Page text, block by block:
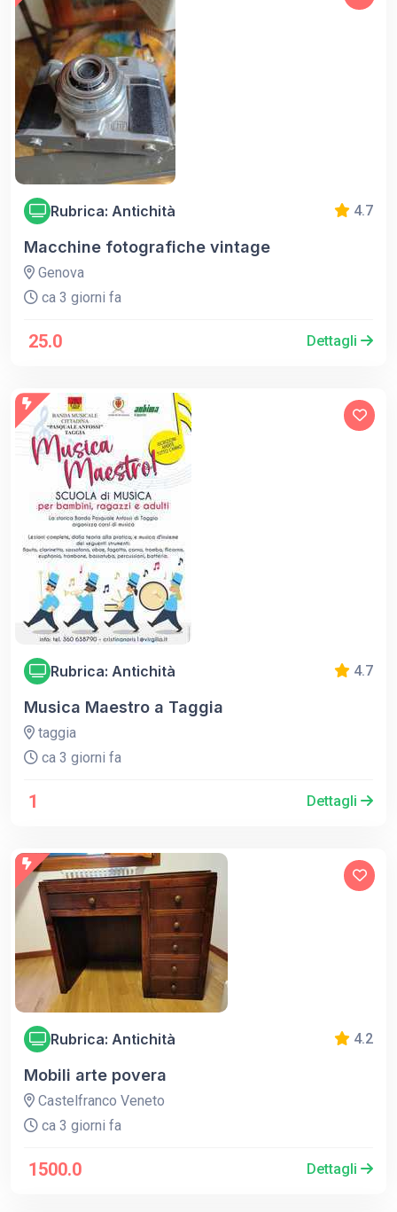
Rubrica: Antichità 4.7
Macchine fotografiche vintage
Genova
ca 3 giorni fa
25.0 Dettagli
Rubrica: Antichità 4.7
Musica Maestro a Taggia
taggia
ca 3 giorni fa
1 Dettagli
Rubrica: Antichità 4.2
Mobili arte povera
Castelfranco Veneto
ca 3 giorni fa
1500.0 Dettagli